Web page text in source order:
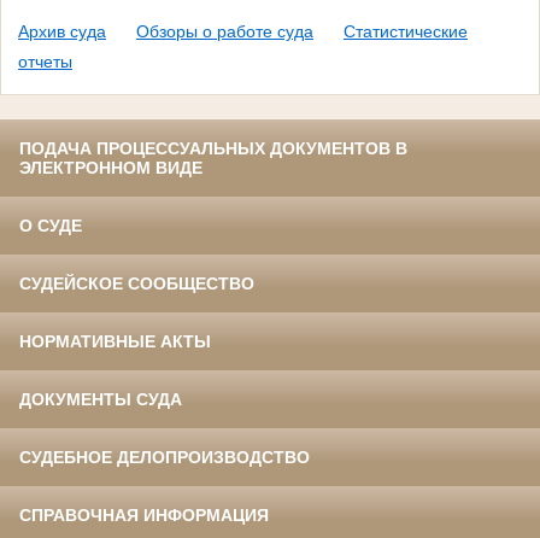
Архив суда Обзоры о работе суда
Статистические
отчеты
ПОДАЧА ПРОЦЕССУАЛЬНЫХ ДОКУМЕНТОВ В
ЭЛЕКТРОННОМ ВИДЕ
О СУДЕ
СУДЕЙСКОЕ СООБЩЕСТВО
НОРМАТИВНЫЕ АКТЫ
ДОКУМЕНТЫ СУДА
СУДЕБНОЕ ДЕЛОПРОИЗВОДСТВО
СПРАВОЧНАЯ ИНФОРМАЦИЯ